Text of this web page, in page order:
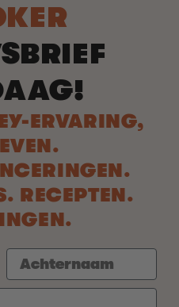
ERVARING,
RECEPTEN.